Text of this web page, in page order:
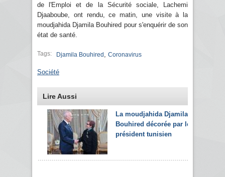
de l'Emploi et de la Sécurité sociale, Lachemi
Djaaboube, ont rendu, ce matin, une visite à la
moudjahida Djamila Bouhired pour s'enquérir de son
état de santé.
Tags: Djamila Bouhired Coronavirus
Société
Lire Aussi
La moudjahida Djamila
Bouhired décorée par le
président tunisien